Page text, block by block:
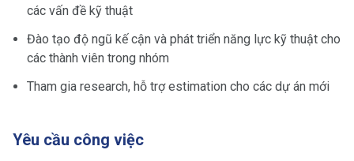
các vấn đề kỹ thuật
Đào tạo độ ngũ kế cận và phát triển năng lực kỹ thuật cho
các thành viên trong nhóm
Tham gia research, hỗ trợ estimation cho các dự án mới
Yêu cầu công việc